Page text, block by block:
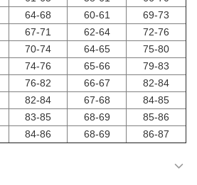
64-68 60-61
69-73
67-71 62-64
72-76
70-74 64-65
75-80
74-76 65-66
79-83
76-82 66-67
82-84
82-84 67-68
84-85
83-85 68-69
85-86
84-86 68-69 86-87